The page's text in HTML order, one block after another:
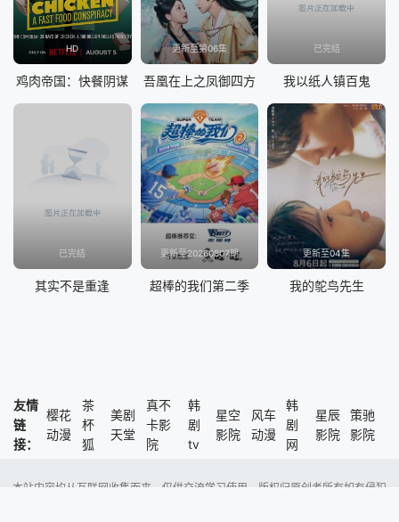
HD
鸡肉帝国：快餐阴谋
更新至第06集
吾凰在上之凤御四方
已完结
我以纸人镇百鬼
已完结
其实不是重逢
更新至20260807期
超棒的我们第二季
更新至04集
我的鸵鸟先生
友情
链
接：
樱花
动漫
茶
杯
狐
美剧
天堂
真不
卡影
院
韩
剧
tv
星空
影院
风车
动漫
韩
剧
网
星辰
影院
策驰
影院
本站内容均从互联网收集而来，仅供交流学习使用，版权归原创者所有如有侵犯